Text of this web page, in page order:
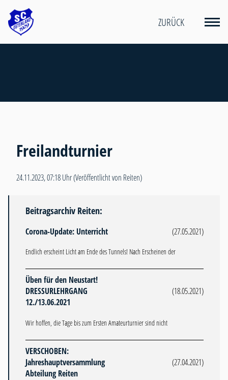
ZURÜCK
Freilandturnier
24.11.2023, 07:18 Uhr(Veröffentlicht von Reiten)
Beitragsarchiv Reiten:
Corona-Update: Unterricht (27.05.2021)
Endlich erscheint Licht am Ende des Tunnels! Nach Erscheinen der
Üben für den Neustart!
DRESSURLEHRGANG
12./13.06.2021
(18.05.2021)
Wir hoffen, die Tage bis zum Ersten Amateurturnier sind nicht
VERSCHOBEN:
Jahreshauptversammlung
Abteilung Reiten
(27.04.2021)